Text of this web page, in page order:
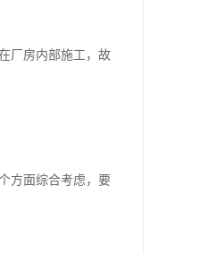
厂房内部施工，故
方面综合考虑，要